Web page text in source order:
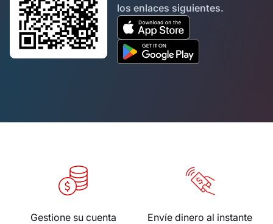
los enlaces siguientes.
Gestione su cuenta
Envíe dinero al instante